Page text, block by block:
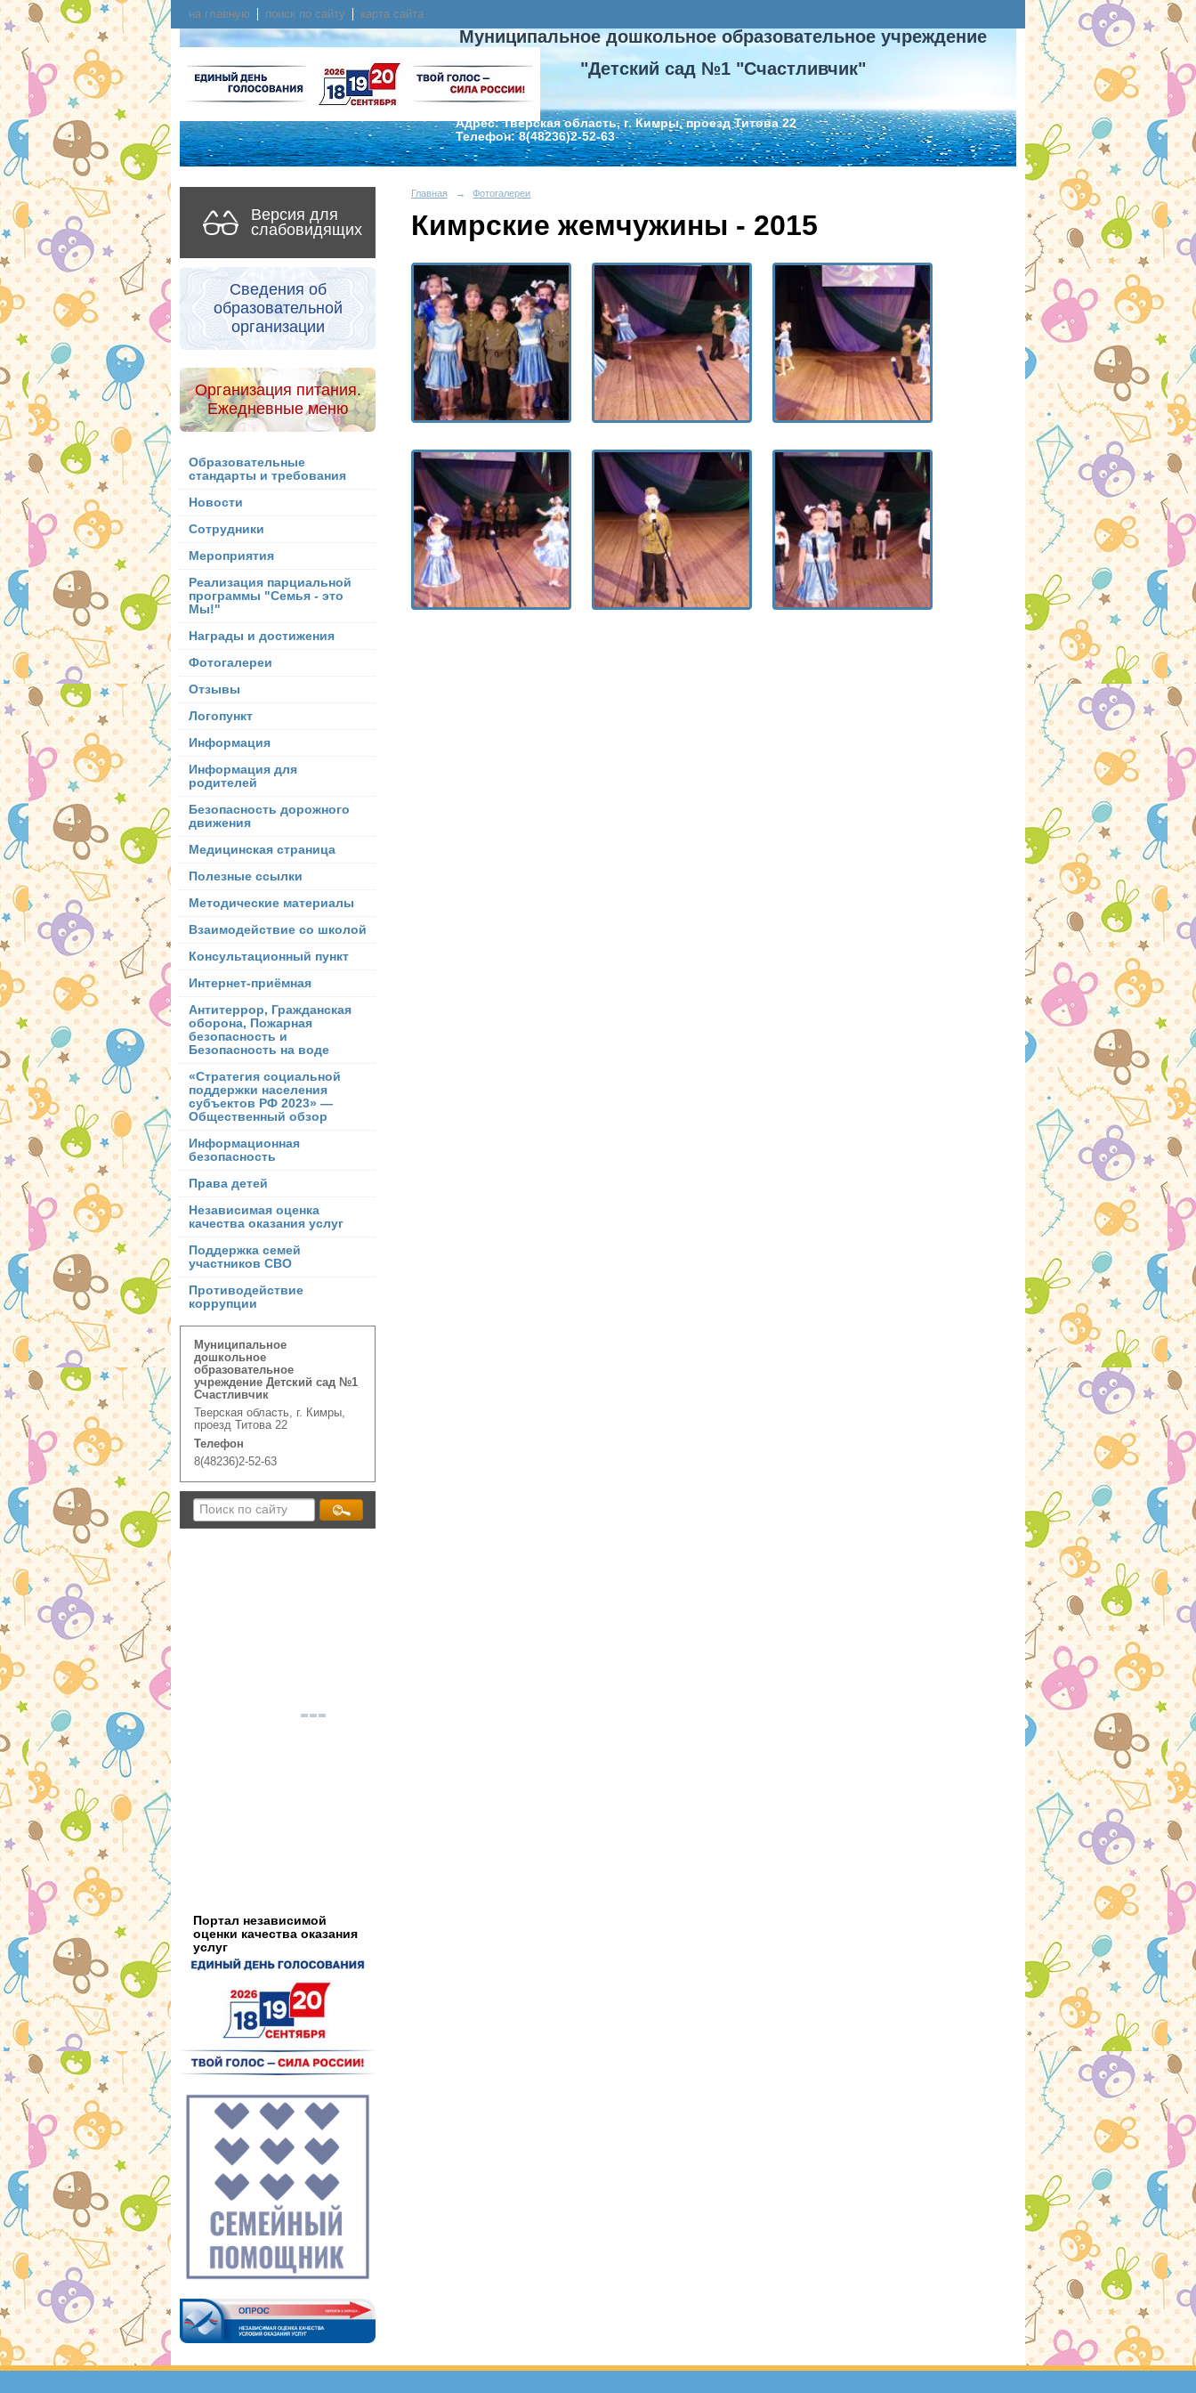
на главную поиск по сайту карта сайта
Муниципальное дошкольное образовательное учреждение
"Детский сад №1 "Счастливчик"
Адрес: Тверская область, г. Кимры, проезд Титова 22
Телефон: 8(48236)2-52-63
Версия для
слабовидящих
Сведения об
образовательной
организации
Организация питания.
Ежедневные меню
Образовательные
стандарты и требования
Новости
Сотрудники
Мероприятия
Реализация парциальной
программы "Семья - это
Мы!"
Награды и достижения
Фотогалереи
Отзывы
Логопункт
Информация
Информация для
родителей
Безопасность дорожного
движения
Медицинская страница
Полезные ссылки
Методические материалы
Взаимодействие со школой
Консультационный пункт
Интернет-приёмная
Антитеррор, Гражданская
оборона, Пожарная
безопасность и
Безопасность на воде
«Стратегия социальной
поддержки населения
субъектов РФ 2023» —
Общественный обзор
Информационная
безопасность
Права детей
Независимая оценка
качества оказания услуг
Поддержка семей
участников СВО
Противодействие
коррупции
Муниципальное
дошкольное
образовательное
учреждение Детский сад №1
Счастливчик
Тверская область, г. Кимры,
проезд Титова 22
Телефон
8(48236)2-52-63
Портал независимой
оценки качества оказания
услуг
Главная → Фотогалереи
Кимрские жемчужины - 2015